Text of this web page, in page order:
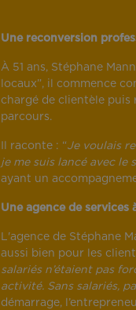
Une reconversion
À 51 ans, Stéphane
locaux”, il commence
chargé de clientèle puis
parcours.
Il raconte : “Je voulais
je me suis lancé avec le
ayant un
Une agence de services
L'agence de Stéphane
aussi bien pour les
salariés n’étaient pas
activité. Sans salariés,
démarrage,